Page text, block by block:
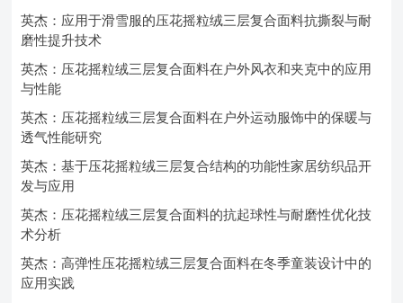
英杰：应用于滑雪服的压花摇粒绒三层复合面料抗撕裂与耐
磨性提升技术
英杰：压花摇粒绒三层复合面料在户外风衣和夹克中的应用
与性能
英杰：压花摇粒绒三层复合面料在户外运动服饰中的保暖与
透气性能研究
英杰：基于压花摇粒绒三层复合结构的功能性家居纺织品开
发与应用
英杰：压花摇粒绒三层复合面料的抗起球性与耐磨性优化技
术分析
英杰：高弹性压花摇粒绒三层复合面料在冬季童装设计中的
应用实践